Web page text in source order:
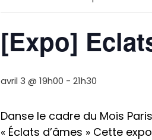
[Expo]
avril 3 @ 19h00 - 21h30
Danse le cadre du Mois
« Éclats d’âmes » Cette